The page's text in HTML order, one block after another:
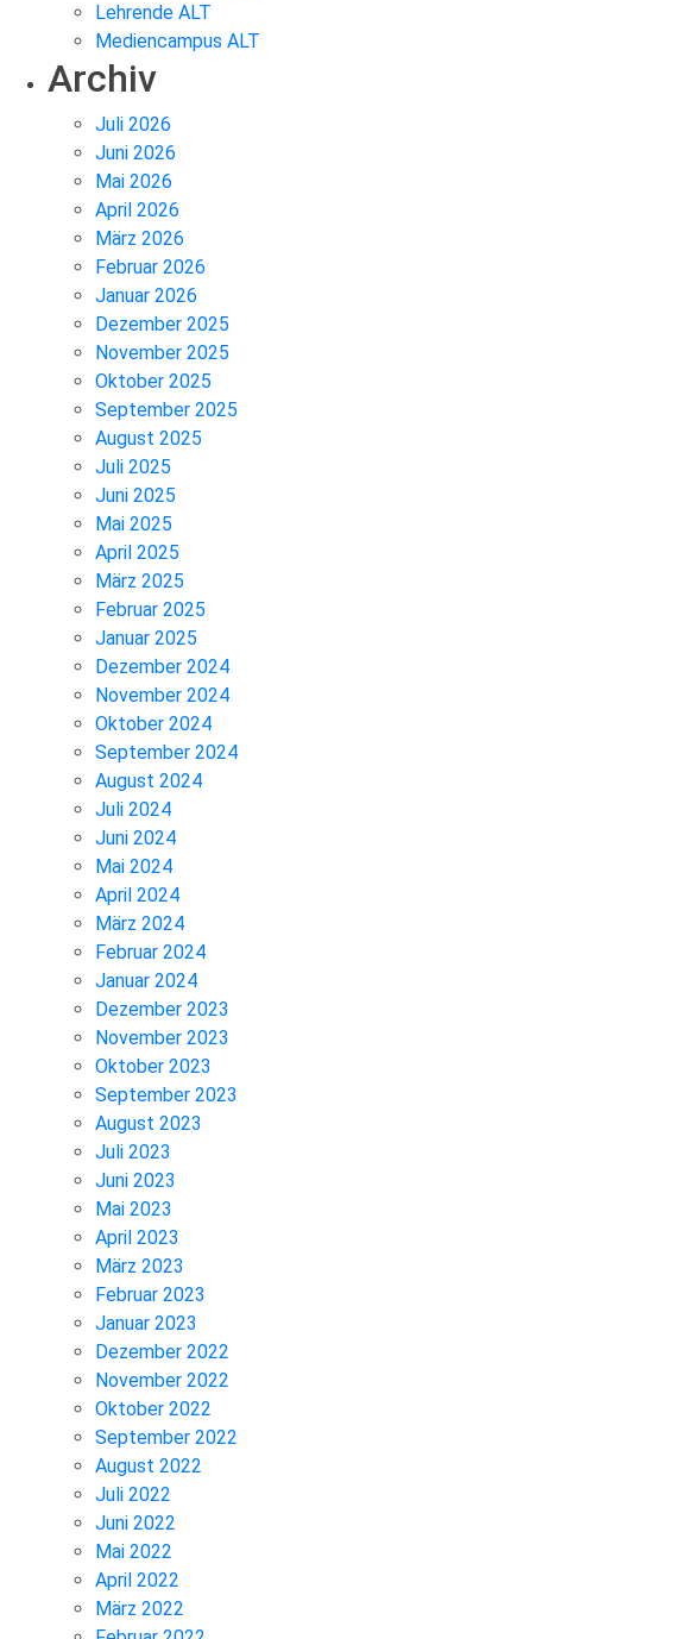
Lehrende ALT
Mediencampus ALT
Archiv
Juli 2026
Juni 2026
Mai 2026
April 2026
März 2026
Februar 2026
Januar 2026
Dezember 2025
November 2025
Oktober 2025
September 2025
August 2025
Juli 2025
Juni 2025
Mai 2025
April 2025
März 2025
Februar 2025
Januar 2025
Dezember 2024
November 2024
Oktober 2024
September 2024
August 2024
Juli 2024
Juni 2024
Mai 2024
April 2024
März 2024
Februar 2024
Januar 2024
Dezember 2023
November 2023
Oktober 2023
September 2023
August 2023
Juli 2023
Juni 2023
Mai 2023
April 2023
März 2023
Februar 2023
Januar 2023
Dezember 2022
November 2022
Oktober 2022
September 2022
August 2022
Juli 2022
Juni 2022
Mai 2022
April 2022
März 2022